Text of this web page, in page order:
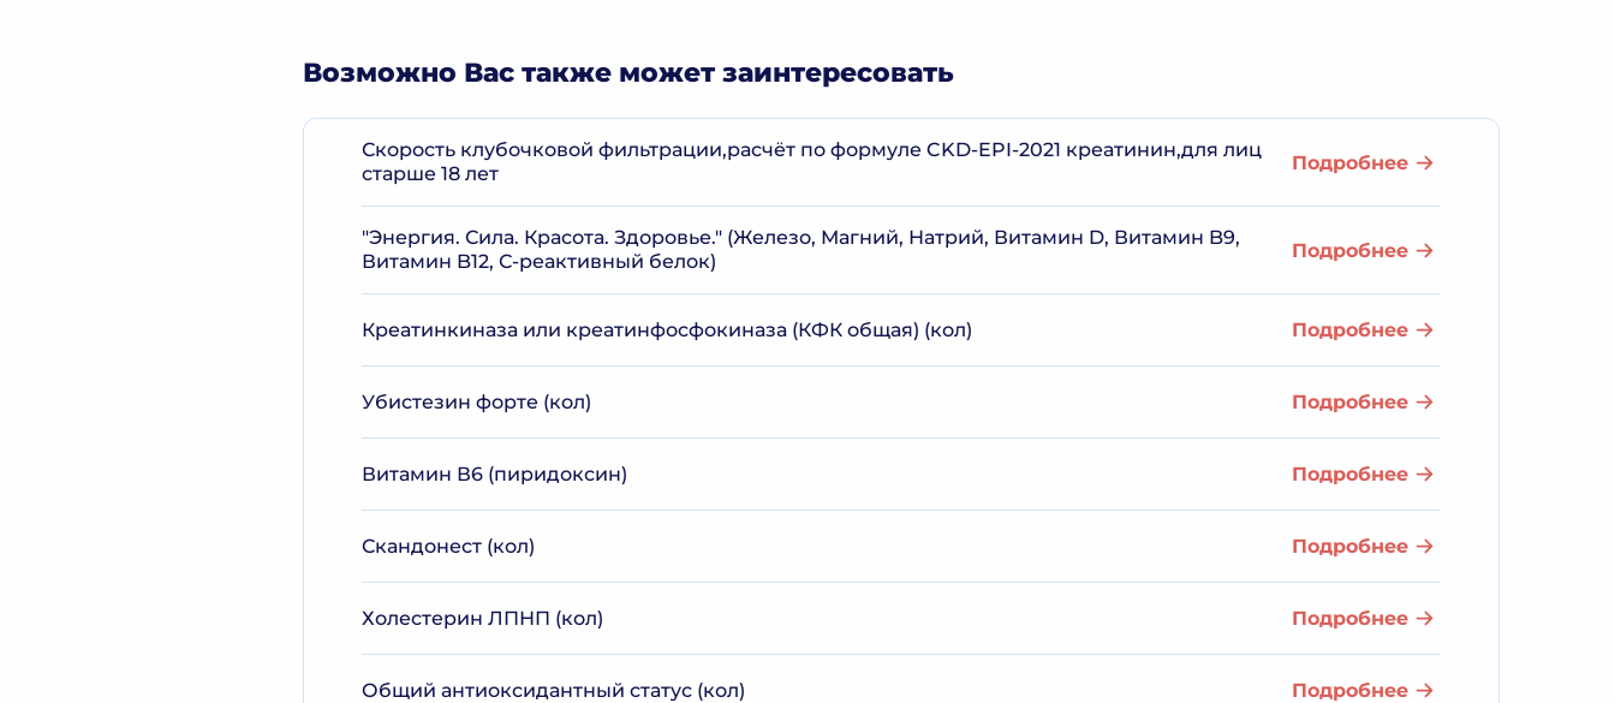
Возможно Вас также может заинтересовать
Скорость клубочковой фильтрации,расчёт по формуле CKD-EPI-2021 креатинин,для лиц
старше 18 лет
Подробнее
"Энергия. Сила. Красота. Здоровье." (Железо, Магний, Натрий, Витамин D, Витамин B9,
Витамин B12, С-реактивный белок)
Подробнее
Креатинкиназа или креатинфосфокиназа (КФК общая) (кол) Подробнее
Убистезин форте (кол) Подробнее
Витамин В6 (пиридоксин) Подробнее
Скандонест (кол) Подробнее
Холестерин ЛПНП (кол) Подробнее
Общий антиоксидантный статус (кол) Подробнее